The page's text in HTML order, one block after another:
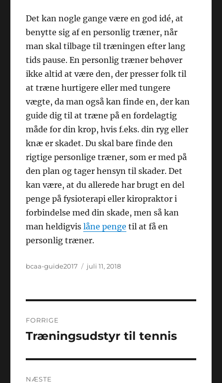
Det kan nogle gange være en god idé, at
benytte sig af en personlig træner, når
man skal tilbage til træningen efter lang
tids pause. En personlig træner behøver
ikke altid at være den, der presser folk til
at træne hurtigere eller med tungere
vægte, da man også kan finde en, der kan
guide dig til at træne på en fordelagtig
måde for din krop, hvis f.eks. din ryg eller
knæ er skadet. Du skal bare finde den
rigtige personlige træner, som er med på
den plan og tager hensyn til skader. Det
kan være, at du allerede har brugt en del
penge på fysioterapi eller kiropraktor i
forbindelse med din skade, men så kan
man heldigvislåne penge til at få en
personlig træner.
Forfatter
bcaa-guide2017 Udgivet
juli 11, 2018
FORRIGE
Forrige
Træningsudstyr til tennis
NÆSTE